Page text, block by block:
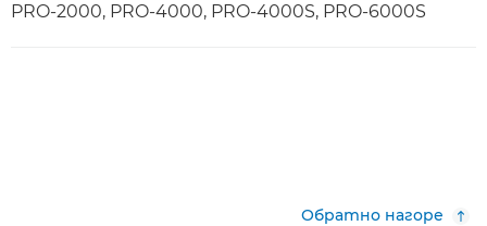
PRO-2000, PRO-4000, PRO-4000S, PRO-6000S
Обратно нагоре